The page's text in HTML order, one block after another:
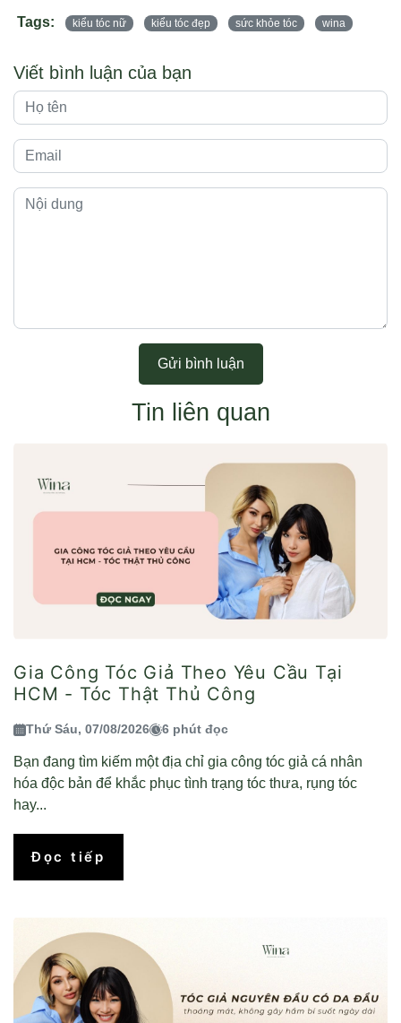
Tags: kiểu tóc nữ kiểu tóc đẹp sức khỏe tóc wina
Viết bình luận của bạn
Gửi bình luận
Tin liên quan
Gia Công Tóc Giả Theo Yêu Cầu Tại
HCM - Tóc Thật Thủ Công
Thứ Sáu, 07/08/2026 6 phút đọc
Bạn đang tìm kiếm một địa chỉ gia công tóc giả cá nhân
hóa độc bản để khắc phục tình trạng tóc thưa, rụng tóc
hay...
Đọc tiếp